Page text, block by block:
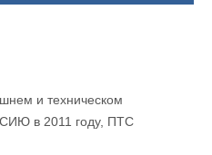
и техническом
в 2011 году, ПТС